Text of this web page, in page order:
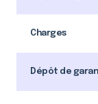
Charges
Dépôt de